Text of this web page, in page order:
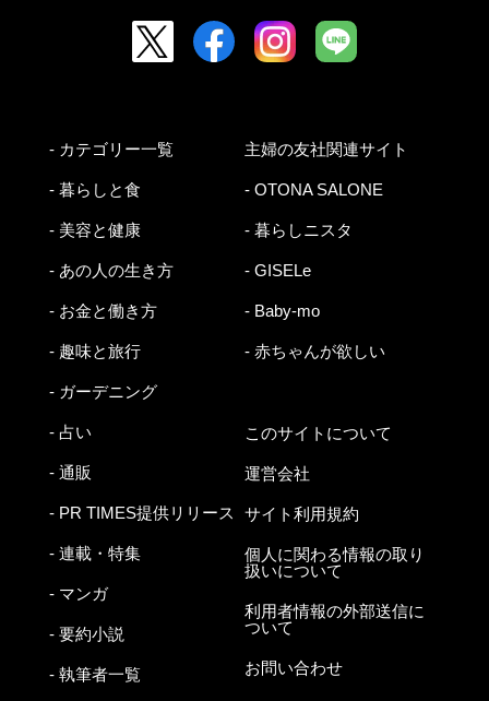
- カテゴリー一覧
- 暮らしと食
- 美容と健康
- あの人の生き方
- お金と働き方
- 趣味と旅行
- ガーデニング
- 占い
- 通販
- PR TIMES提供リリース
- 連載・特集
- マンガ
- 要約小説
- 執筆者一覧
主婦の友社関連サイト
- OTONA SALONE
- 暮らしニスタ
- GISELe
- Baby-mo
- 赤ちゃんが欲しい
このサイトについて
運営会社
サイト利用規約
個人に関わる情報の取り
扱いについて
利用者情報の外部送信に
ついて
お問い合わせ